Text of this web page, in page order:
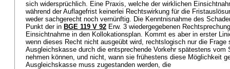
sich widersprüchlich. Eine Praxis, welche der wirklichen
während der Auflagefrist keinerlei Rechtswirkung für die
weder sachgerecht noch vernünftig. Die Kenntnisnahme des
Punkt der in BGE 119 V 92 Erw. 3 wiedergegebenen
Einsichtnahme in den Kollokationsplan. Kommt es aber in erster
wenn dieses Recht nicht ausgeübt wird, rechtslogisch nur die Frage
Ausgleichskasse durch die entsprechende Vorkehr spätestens vom
nehmen können, und nicht, wann sie frühestens diese Möglichkeit
Ausgleichskasse muss zugestanden werden, die